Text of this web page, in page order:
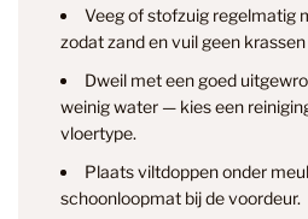
Veeg of stofzuig regelmatig
zodat zand en vuil geen
Dweil met een goed
weinig water — kies een
vloertype.
Plaats viltdoppen onder
schoonloopmat bij de voordeur.
info@smantvloeren.nl